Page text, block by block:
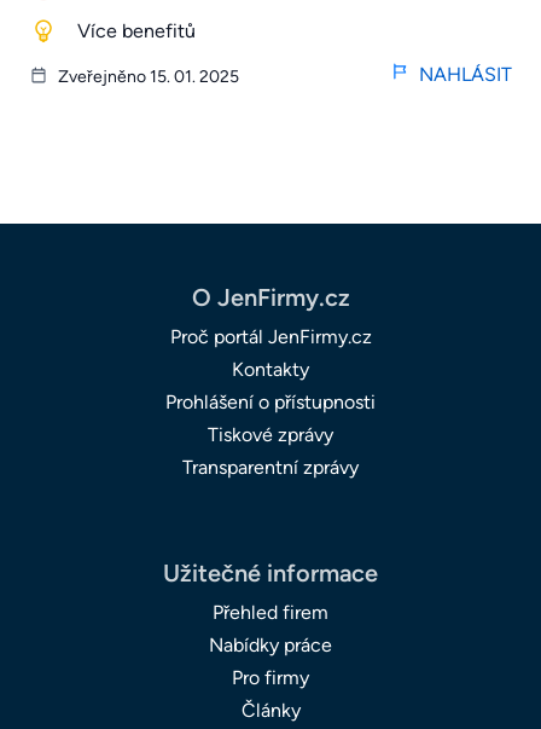
Více benefitů
Zveřejněno 15. 01. 2025 NAHLÁSIT
O JenFirmy.cz
Proč portál JenFirmy.cz
Kontakty
Prohlášení o přístupnosti
Tiskové zprávy
Transparentní zprávy
Užitečné informace
Přehled firem
Nabídky práce
Pro firmy
Články